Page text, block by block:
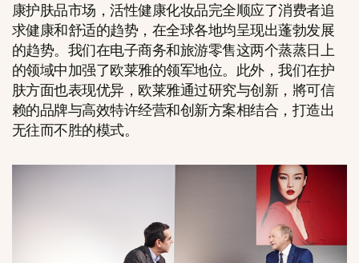
康护肤品市场，活性健康化妆品完全顺应了消费者追
求健康和舒适的趋势，在全球各地均呈现出蓬勃发展
的趋势。我们在电子商务和旅游零售这两个蒸蒸日上
的领域中加强了欧莱雅的领军地位。此外，我们在护
肤方面也表现优异，欧莱雅通过研究与创新，將可信
赖的品牌与高效特许经营和创新方案相结合，打造出
无往而不胜的模式。